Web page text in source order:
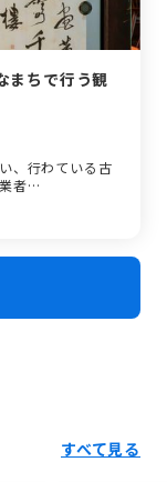
まちで行う観
、行わている古
者…
すべて見る